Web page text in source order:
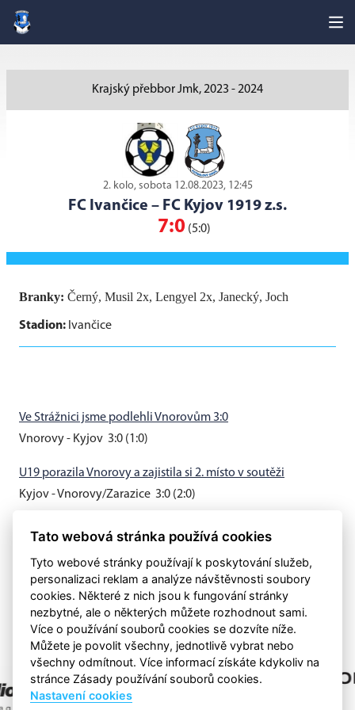
Krajský přebbor Jmk, 2023 - 2024
2. kolo, sobota 12.08.2023, 12:45
FC Ivančice – FC Kyjov 1919 z.s.
7:0 (5:0)
Branky: Černý, Musil 2x, Lengyel 2x, Janecký, Joch
Stadion: Ivančice
Ve Strážnici jsme podlehli Vnorovům 3:0
Vnorovy - Kyjov 3:0 (1:0)
U19 porazila Vnorovy a zajistila si 2. místo v soutěži
Kyjov - Vnorovy/Zarazice 3:0 (2:0)
Muži B vyhráli v Hovoranech 3:0
Tato webová stránka používá cookies
Tyto webové stránky používají k poskytování služeb,
personalizaci reklam a analýze návštěvnosti soubory
cookies. Některé z nich jsou k fungování stránky
nezbytné, ale o některých můžete rozhodnout sami.
Více o používání souborů cookies se dozvíte níže.
Můžete je povolit všechny, jednotlivě vybrat nebo
všechny odmítnout. Více informací získáte kdykoliv na
stránce Zásady používání souborů cookies.
Nastavení cookies